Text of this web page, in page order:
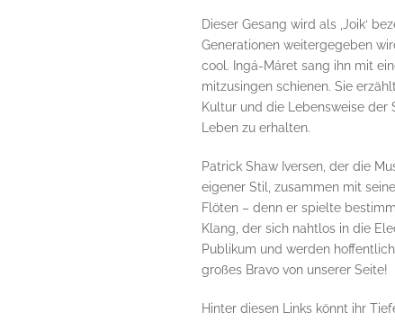
Dieser Gesang wird als ‚Joik‘
Generationen weitergegeben
cool. Ingá-Máret sang ihn mit
mitzusingen schienen. Sie
Kultur und die Lebensweise der
Leben zu erhalten.
Patrick Shaw Iversen, der die
eigener Stil, zusammen mit
Flöten – denn er spielte
Klang, der sich nahtlos in die
Publikum und werden
großes Bravo von unserer Seite!
Hinter diesen Links könnt ihr